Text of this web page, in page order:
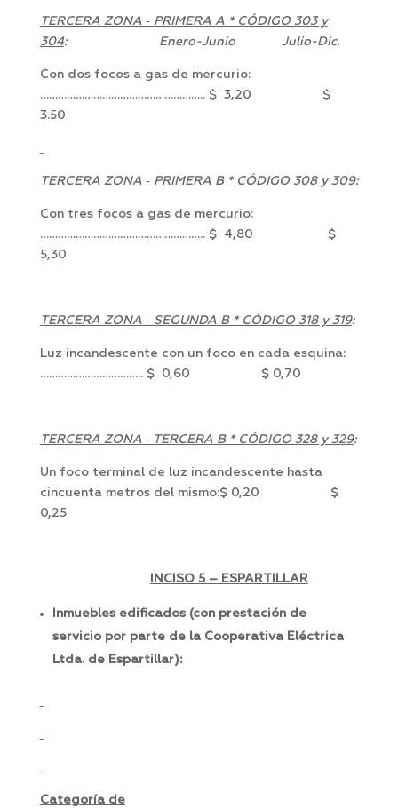
TERCERA ZONA ‑ PRIMERA A * CÓDIGO 303 y
304: Enero-Junio Julio-Dic.
Con dos focos a gas de mercurio:
……………………………………………….. $ 3,20 $
3.50
TERCERA ZONA ‑ PRIMERA B * CÓDIGO 308 y 309:
Con tres focos a gas de mercurio:
……………………………………………….. $ 4,80 $
5,30
TERCERA ZONA ‑ SEGUNDA B * CÓDIGO 318 y 319:
Luz incandescente con un foco en cada esquina:
…………………………….. $ 0,60 $ 0,70
TERCERA ZONA ‑ TERCERA B * CÓDIGO 328 y 329:
Un foco terminal de luz incandescente hasta
cincuenta metros del mismo:$ 0,20 $
0,25
INCISO 5 – ESPARTILLAR
Inmuebles edificados (con prestación de
servicio por parte de la Cooperativa Eléctrica
Ltda. de Espartillar):
Categoría de